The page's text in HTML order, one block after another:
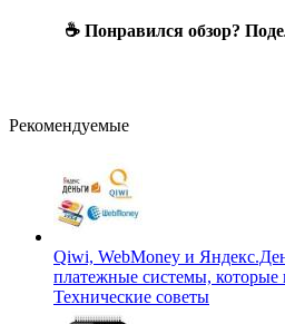
☕ Понравился обзор?
Рекомендуемые
Qiwi, WebMoney и
платежные системы, которые
Технические советы